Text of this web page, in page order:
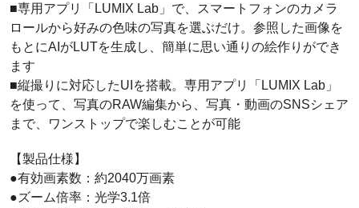
■専用アプリ「LUMIX Lab」で、スマートフォンのカメラ
ロールから好みの色味の写真を選ぶだけ。参照した画像を
もとにAIがLUTを生成し、簡単に思い通りの絵作りができ
ます
■縦撮りに対応したUIを搭載。専用アプリ「LUMIX Lab」
を使って、写真のRAW編集から、写真・動画のSNSシェア
まで、ワンストップで楽しむことが可能
【製品仕様】
●有効画素数：約2040万画素
●ズーム倍率：光学3.1倍